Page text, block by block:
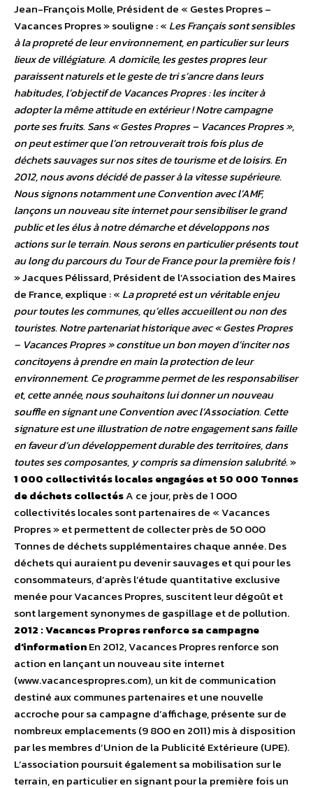
Jean-François Molle, Président de « Gestes Propres –
Vacances Propres » souligne : « Les Français sont sensibles
à la propreté de leur environnement, en particulier sur leurs
lieux de villégiature. A domicile, les gestes propres leur
paraissent naturels et le geste de tri s’ancre dans leurs
habitudes, l’objectif de Vacances Propres : les inciter à
adopter la même attitude en extérieur ! Notre campagne
porte ses fruits. Sans « Gestes Propres – Vacances Propres »,
on peut estimer que l’on retrouverait trois fois plus de
déchets sauvages sur nos sites de tourisme et de loisirs. En
2012, nous avons décidé de passer à la vitesse supérieure.
Nous signons notamment une Convention avec l’AMF,
lançons un nouveau site internet pour sensibiliser le grand
public et les élus à notre démarche et développons nos
actions sur le terrain. Nous serons en particulier présents tout
au long du parcours du Tour de France pour la première fois !
» Jacques Pélissard, Président de l’Association des Maires
de France, explique : « La propreté est un véritable enjeu
pour toutes les communes, qu’elles accueillent ou non des
touristes. Notre partenariat historique avec « Gestes Propres
– Vacances Propres » constitue un bon moyen d’inciter nos
concitoyens à prendre en main la protection de leur
environnement. Ce programme permet de les responsabiliser
et, cette année, nous souhaitons lui donner un nouveau
souffle en signant une Convention avec l’Association. Cette
signature est une illustration de notre engagement sans faille
en faveur d’un développement durable des territoires, dans
toutes ses composantes, y compris sa dimension salubrité.»
1 000 collectivités locales engagées et 50 000 Tonnes
de déchets collectésA ce jour, près de 1 000
collectivités locales sont partenaires de « Vacances
Propres » et permettent de collecter près de 50 000
Tonnes de déchets supplémentaires chaque année. Des
déchets qui auraient pu devenir sauvages et qui pour les
consommateurs, d’après l’étude quantitative exclusive
menée pour Vacances Propres, suscitent leur dégoût et
sont largement synonymes de gaspillage et de pollution.
2012 : Vacances Propres renforce sa campagne
d’informationEn 2012, Vacances Propres renforce son
action en lançant un nouveau site internet
(www.vacancespropres.com), un kit de communication
destiné aux communes partenaires et une nouvelle
accroche pour sa campagne d’affichage, présente sur de
nombreux emplacements (9 800 en 2011) mis à disposition
par les membres d’Union de la Publicité Extérieure (UPE).
L’association poursuit également sa mobilisation sur le
terrain, en particulier en signant pour la première fois un